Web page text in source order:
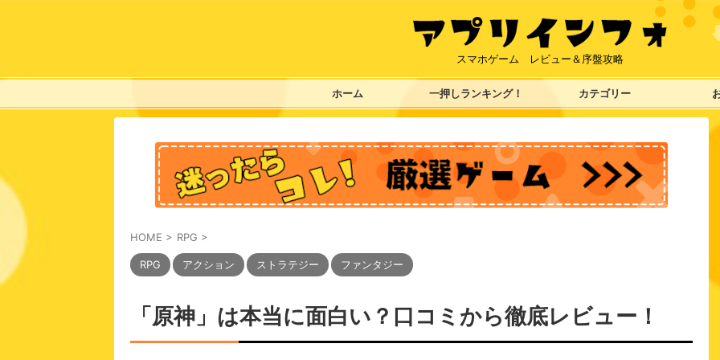
スマホゲーム レビュー＆序盤攻略
ホーム 一押しランキング！ カテゴリー
HOME > RPG >
RPG アクション ストラテジー ファンタジー
「原神」は本当に面白い？口コミから徹底レビュー！